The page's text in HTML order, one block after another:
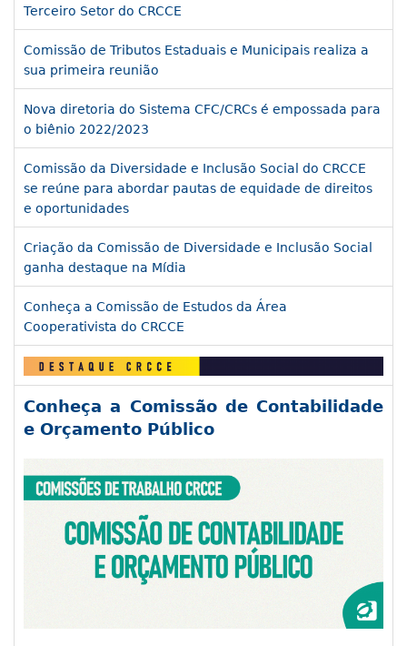
Terceiro Setor do CRCCE
Comissão de Tributos Estaduais e Municipais realiza a
sua primeira reunião
Nova diretoria do Sistema CFC/CRCs é empossada para
o biênio 2022/2023
Comissão da Diversidade e Inclusão Social do CRCCE
se reúne para abordar pautas de equidade de direitos
e oportunidades
Criação da Comissão de Diversidade e Inclusão Social
ganha destaque na Mídia
Conheça a Comissão de Estudos da Área
Cooperativista do CRCCE
Conheça a Comissão de Contabilidade
e Orçamento Público